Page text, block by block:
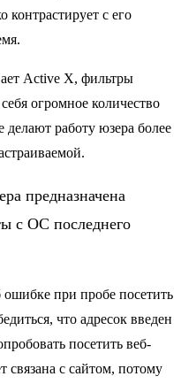
контрастирует с его
Active X, фильтры
огромное количество
работу юзера более
предназначена
с ОС последнего
при пробе посетить
что адресок введен
посетить веб-
связана с сайтом, потому